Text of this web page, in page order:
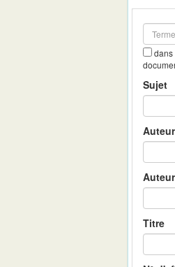
outils
dans
Sujet
Titre